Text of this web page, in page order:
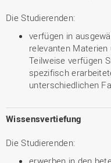
Die Studierenden:
verfügen in
relevanten
Teilweise verfügen
spezifisch
unterschiedlichen
Wissensvertiefung
Die Studierenden:
erwerben in den